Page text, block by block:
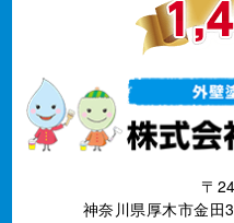
〒
神奈川県厚木市金田